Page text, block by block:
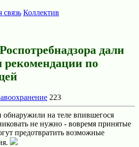
связь Коллектив
дали
рекомендации по
223
обнаружили на теле впившегося
не нужно - вовремя принятые
предотвратить возможные